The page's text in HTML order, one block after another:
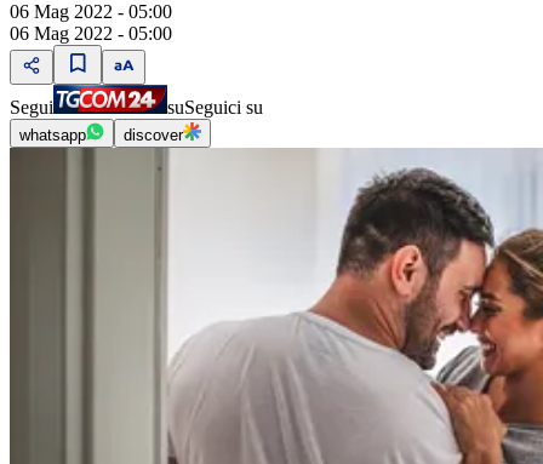
06 Mag 2022 - 05:00
06 Mag 2022 - 05:00
Segui suSeguici su
whatsapp discover